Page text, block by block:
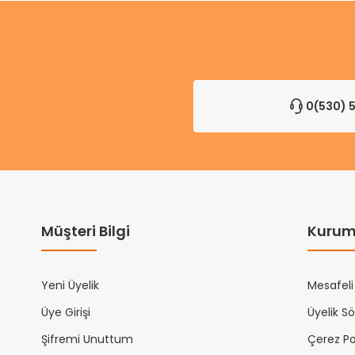
0(530)
Müşteri Bilgi
Yeni Üyelik
Üye Girişi
Şifremi Unuttum
Mesafeli
Üyelik
Çerez